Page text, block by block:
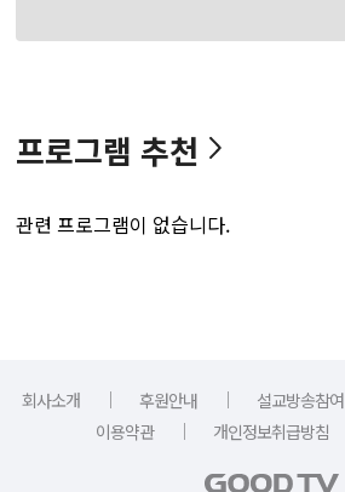
프로그램 추천
관련 프로그램이 없습니다.
회사소개 ｜ 후원안내 ｜ 설교방송참여
이용약관
｜ 개인정보취급방침